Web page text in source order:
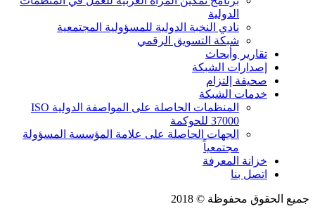
الدولية
نادي النخبة الدولية للمسؤولية المجتمعية
شبكة التسويق الرقمي
تقارير وأبحاث
إصدارات الشبكة
صحيفة إلتزام
خدمات الشبكة
المنظمات الحاصلة على المواصفة الدولية ISO
37000 للحوكمة
الجهات الحاصلة على علامة المؤسسة المسؤولة
مجتمعياً
خزانة المعرفة
اتصل بنا
جميع الحقوق محفوظة © 2018